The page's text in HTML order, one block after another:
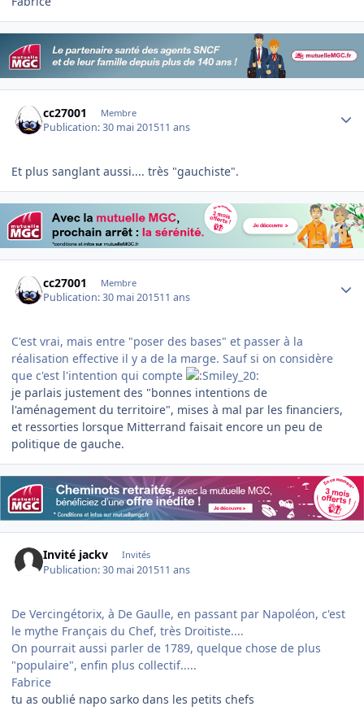
cc27001 Membre
Publication:30 mai 201511 ans
Et plus sanglant aussi.... très "gauchiste".
cc27001 Membre
Publication:30 mai 201511 ans
​C'est vrai, mais entre "poser des bases" et passer à la
réalisation effective il y a de la marge. Sauf si on considère
que c'est l'intention qui compte
​je parlais justement des "bonnes intentions de
l'aménagement du territoire", mises à mal par les financiers,
et ressorties lorsque Mitterrand faisait encore un peu de
politique de gauche.
Invité jackv Invités
Publication:30 mai 201511 ans
​De Vercingétorix, à De Gaulle, en passant par Napoléon, c'est
le mythe Français du Chef, très Droitiste....
On pourrait aussi parler de 1789, quelque chose de plus
"populaire", enfin plus collectif.....
Fabrice
​tu as oublié napo sarko dans les petits chefs